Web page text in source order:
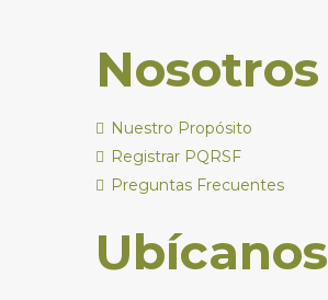
Nosotros
Nuestro Propósito
Registrar PQRSF
Preguntas Frecuentes
Ubícanos